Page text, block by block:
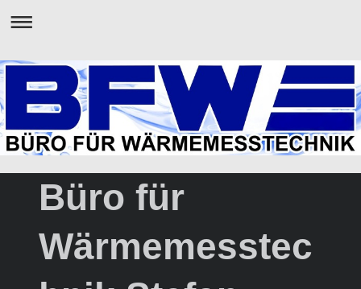
Büro für
Wärmemesstec